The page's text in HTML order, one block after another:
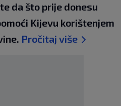
da što prije donesu
Kijevu korištenjem
Pročitaj više